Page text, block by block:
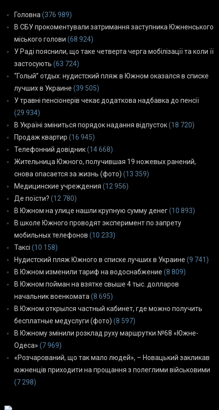
Головна (376 989)
В СБУ прокоментували затримання заступника Южненського
міського голови (68 924)
У Раді пояснили, що таке четверта черга мобілізації та коли її
застосують (63 724)
“Голый” отдых: нудистский пляж в Южном оказался в списке
лучших в Украине (39 505)
У травні пенсіонерів чекає додаткова надбавка до пенсії
(29 934)
В Україні зміниться порядок надання відпусток(18 720)
Продаж квартир (16 945)
Телефонний довідник(14 668)
Жительница Южного, получившая 19 ножевых ранений,
снова опасается за жизнь (фото) (13 359)
Медицинские учреждения (12 956)
Де поїсти? (12 780)
В Южном на улице нашли крупную сумму денег(10 893)
В школе Южного проводят эксперимент по запрету
мобильных телефонов (10 233)
Таксі (10 158)
Нудистский пляж Южного в списке лучших в Украине (9 741)
В Южном изменили тариф на водоснабжение (8 809)
В Южном пойман на взятке свыше 4 тыс. долларов
начальник военкомата (8 695)
В Южном открылся частный кабинет, где можно получить
бесплатные медуслуги (фото) (8 597)
В Южному змінили розклад руху маршрутки №68 «Южне-
Одеса» (7 969)
«Розчарований, що так мало людей», – Новацький закликав
южненців приходити на прощання з полеглими військовими
(7 298)